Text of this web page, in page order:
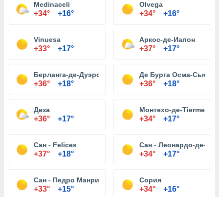
Medinaceli
+34° +16°
Olvega
+34° +16°
Vinuesa
+33° +17°
Аркос-де-Иалон
+37° +17°
Берланга-де-Дуэро
+36° +18°
Де Бурга Осма-
+36° +18°
Деза
+36° +17°
Монтехо-де-Tiermes
+34° +17°
Сан - Felices
+37° +18°
Сан - Леонардо-де-
+34° +17°
Сан - Педро Манрике
+33° +15°
Сория
+34° +16°